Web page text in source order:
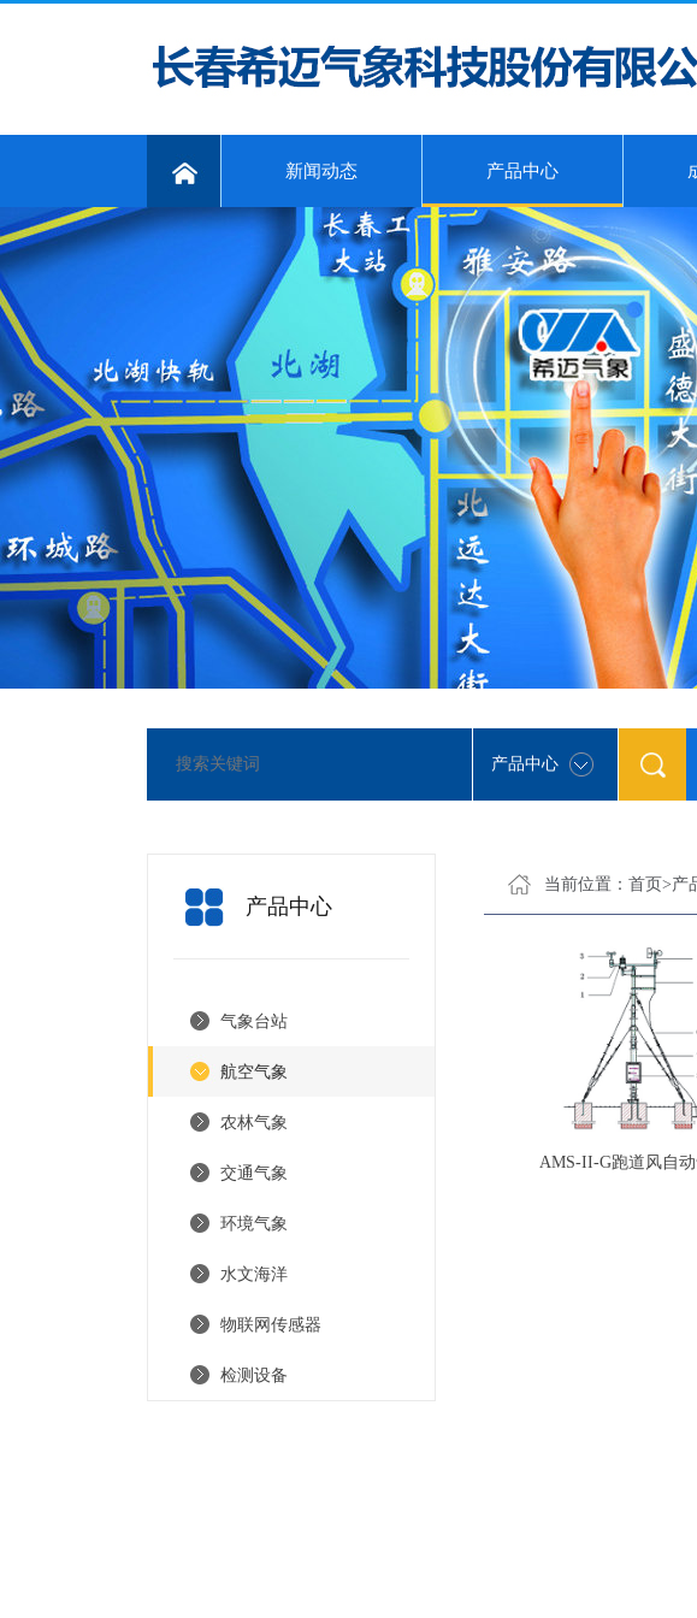
新闻动态 产品中心
产品中心
产品中心
气象台站
航空气象
农林气象
交通气象
环境气象
水文海洋
物联网传感器
检测设备
当前位置： 首页>产
AMS-II-G跑道风自